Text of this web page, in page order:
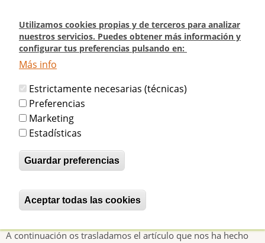
Utilizamos cookies propias y de terceros para analizar
nuestros servicios. Puedes obtener más información y
configurar tus preferencias pulsando en:
Más info
Estrictamente necesarias (técnicas)
Preferencias
Marketing
Estadísticas
Guardar preferencias
Aceptar todas las cookies
Revocar consentimiento
contenido
principal
Inicio
en Madrid
Nuestro primer medallista olímpico,
el pelotari Francisco Villota, sigue en
Madrid
betijaimadrid Lun, 02/09/2013 - 15:00
A continuación os trasladamos el artículo que nos ha hecho